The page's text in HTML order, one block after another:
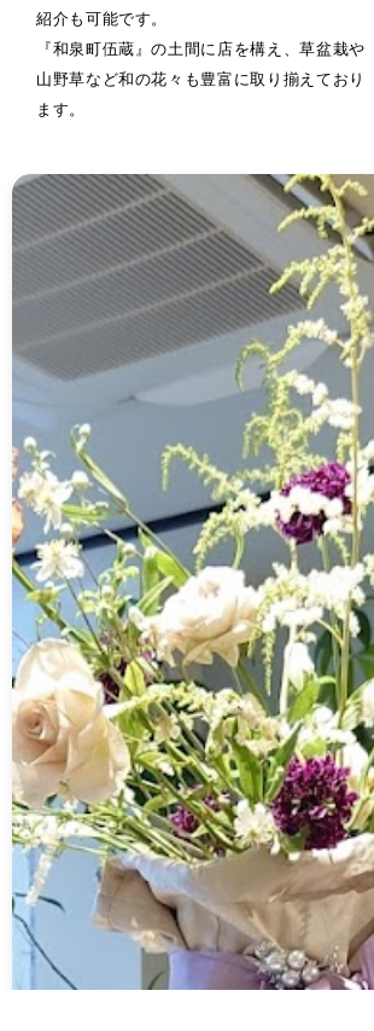
紹介も可能です。
『和泉町伍蔵』の土間に店を構え、草盆栽や
山野草など和の花々も豊富に取り揃えており
ます。